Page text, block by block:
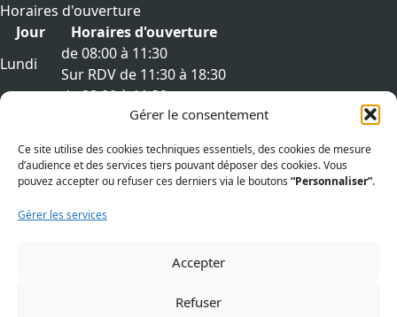
Gérer le consentement
Ce site utilise des cookies techniques essentiels, des cookies de mesure
d’audience et des services tiers pouvant déposer des cookies. Vous
pouvez accepter ou refuser ces derniers via le boutons “Personnaliser”.
Gérer les services
Accepter
Refuser
Horaires d'ouverture
Jour
Horaires d'ouverture
Lundi
de 08:00 à 11:30
Sur RDV de 11:30 à 18:30
Mardi
de 08:00 à 11:30
Sur RDV de 11:30 à 18:30
Mercredi
Sur RDV de 11:30 à 18:30
Jeudi
de 08:00 à 11:30
de 08:00 à 11:30